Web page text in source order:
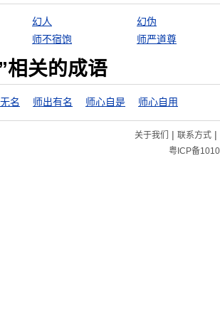
幻人
幻伪
师不宿饱 师严道尊
相关的成语
名 师出有名 师心自是 师心自用
关于我们 | 联系方式|
粤ICP备